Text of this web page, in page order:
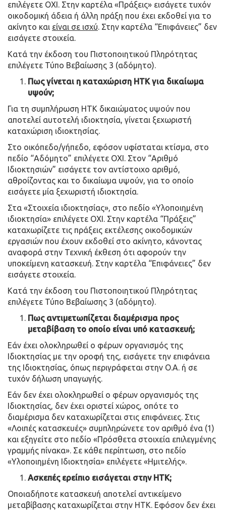
επιλέγετε ΟΧΙ. Στην καρτέλα «Πράξεις» εισάγετε τυχόν
οικοδομική άδεια ή άλλη πράξη που έχει εκδοθεί για το
ακίνητο και είναι σε ισχύ. Στην καρτέλα “Επιφάνειες” δεν
εισάγετε στοιχεία.
Κατά την έκδοση του Πιστοποιητικού Πληρότητας
επιλέγετε Τύπο Βεβαίωσης 3 (αδόμητο).
Πως γίνεται η καταχώριση ΗΤΚ για δικαίωμα
υψούν;
Για τη συμπλήρωση ΗΤΚ δικαιώματος υψούν που
αποτελεί αυτοτελή ιδιοκτησία, γίνεται ξεχωριστή
καταχώριση ιδιοκτησίας.
Στο οικόπεδο/γήπεδο, εφόσον υφίσταται κτίσμα, στο
πεδίο “Αδόμητο” επιλέγετε ΟΧΙ. Στον “Αριθμό
Ιδιοκτησιών” εισάγετε τον αντίστοιχο αριθμό,
αθροίζοντας και το δικαίωμα υψούν, για το οποίο
εισάγετε μία ξεχωριστή ιδιοκτησία.
Στα «Στοιχεία ιδιοκτησίας», στο πεδίο «Υλοποιημένη
ιδιοκτησία» επιλέγετε ΟΧΙ. Στην καρτέλα “Πράξεις”
καταχωρίζετε τις πράξεις εκτέλεσης οικοδομικών
εργασιών που έχουν εκδοθεί στο ακίνητο, κάνοντας
αναφορά στην Τεχνική έκθεση ότι αφορούν την
υποκείμενη κατασκευή. Στην καρτέλα “Επιφάνειες” δεν
εισάγετε στοιχεία.
Κατά την έκδοση του Πιστοποιητικού Πληρότητας
επιλέγετε Τύπο Βεβαίωσης 3 (αδόμητο).
Πως αντιμετωπίζεται διαμέρισμα προς
μεταβίβαση το οποίο είναι υπό κατασκευή;
Εάν έχει ολοκληρωθεί ο φέρων οργανισμός της
Ιδιοκτησίας με την οροφή της, εισάγετε την επιφάνεια
της Ιδιοκτησίας, όπως περιγράφεται στην Ο.Α. ή σε
τυχόν δήλωση υπαγωγής.
Εάν δεν έχει ολοκληρωθεί ο φέρων οργανισμός της
Ιδιοκτησίας, δεν έχει οριστεί χώρος, οπότε το
διαμέρισμα δεν καταχωρίζεται στις επιφάνειες. Στις
«Λοιπές κατασκευές» συμπληρώνετε τον αριθμό ένα (1)
και εξηγείτε στο πεδίο «Πρόσθετα στοιχεία επιλεγμένης
γραμμής πίνακα». Σε κάθε περίπτωση, στο πεδίο
«Υλοποιημένη Ιδιοκτησία» επιλέγετε «Ημιτελής».
Ασκεπές ερείπιο εισάγεται στην ΗΤΚ;
Οποιαδήποτε κατασκευή αποτελεί αντικείμενο
μεταβίβασης καταχωρίζεται στην ΗΤΚ. Εφόσον δεν έχει